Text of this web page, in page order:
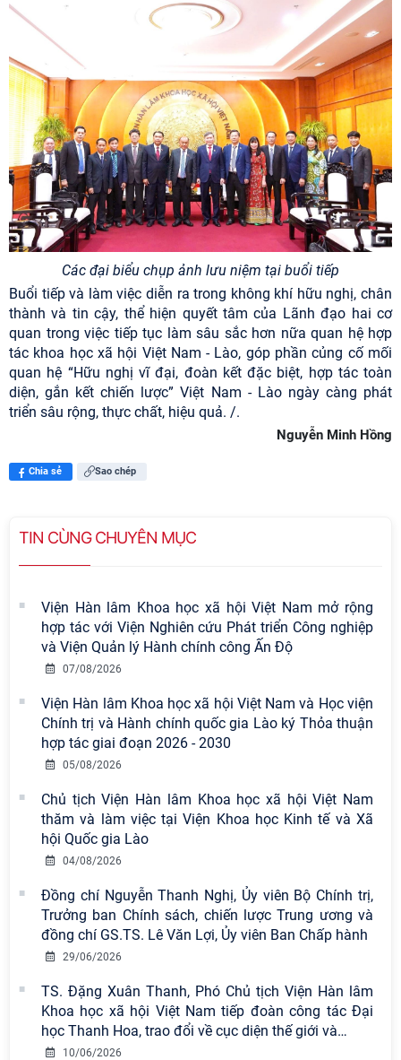
Các đại biểu chụp ảnh lưu niệm tại buổi tiếp
Buổi tiếp và làm việc diễn ra trong không khí hữu nghị, chân
thành và tin cậy, thể hiện quyết tâm của Lãnh đạo hai cơ
quan trong việc tiếp tục làm sâu sắc hơn nữa quan hệ hợp
tác khoa học xã hội Việt Nam - Lào, góp phần củng cố mối
quan hệ “Hữu nghị vĩ đại, đoàn kết đặc biệt, hợp tác toàn
diện, gắn kết chiến lược”Việt Nam - Lào ngày càng phát
triển sâu rộng, thực chất, hiệu quả. /.
Nguyễn Minh Hồng
Chia sẻ Sao chép
TIN CÙNG CHUYÊN MỤC
Viện Hàn lâm Khoa học xã hội Việt Nam mở rộng
hợp tác với Viện Nghiên cứu Phát triển Công nghiệp
và Viện Quản lý Hành chính công Ấn Độ
07/08/2026
Viện Hàn lâm Khoa học xã hội Việt Nam và Học viện
Chính trị và Hành chính quốc gia Lào ký Thỏa thuận
hợp tác giai đoạn 2026 - 2030
05/08/2026
Chủ tịch Viện Hàn lâm Khoa học xã hội Việt Nam
thăm và làm việc tại Viện Khoa học Kinh tế và Xã
hội Quốc gia Lào
04/08/2026
Đồng chí Nguyễn Thanh Nghị, Ủy viên Bộ Chính trị,
Trưởng ban Chính sách, chiến lược Trung ương và
đồng chí GS.TS. Lê Văn Lợi, Ủy viên Ban Chấp hành
29/06/2026
TS. Đặng Xuân Thanh, Phó Chủ tịch Viện Hàn lâm
Khoa học xã hội Việt Nam tiếp đoàn công tác Đại
học Thanh Hoa, trao đổi về cục diện thế giới và…
10/06/2026
Viện Hàn lâm Khoa học xã hội Việt
Nam có 02 tác phẩm đạt giải khuyến
khích tại Cuộc thi chính luận bảo vệ
nền tảng tư tưởng của Đảng năm
2026
chuyên đề: Đẩy mạnh học tập, thực
hành tư tưởng, đạo đức, phương
pháp, phong cách Hồ Chí Minh trong
giai đoạn phát triển mới